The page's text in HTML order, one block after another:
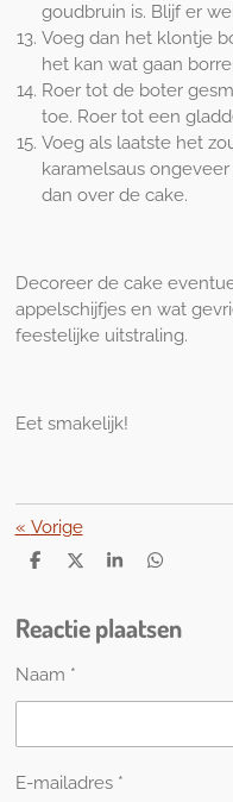
goudbruin is. Blijf er
Voeg dan het klontje
het kan wat gaan
Roer tot de boter
toe. Roer tot een
Voeg als laatste het
karamelsaus
dan over de cake.
Decoreer de cake
appelschijfjes en wat
feestelijke uitstraling.
Eet smakelijk!
« Vorige
D
n
D
l
S
e
D
n
Reactie plaatsen
Naam *
E-mailadres *